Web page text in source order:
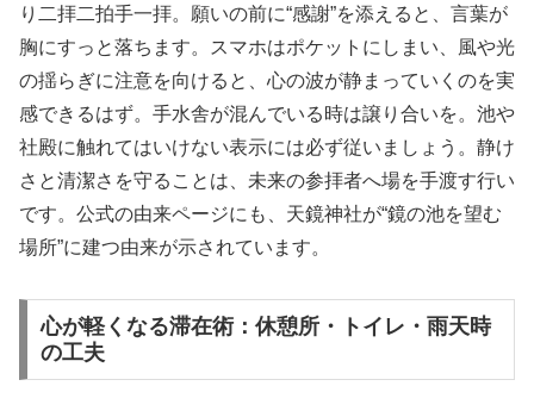
り二拝二拍手一拝。願いの前に“感謝”を添えると、言葉が
胸にすっと落ちます。スマホはポケットにしまい、風や光
の揺らぎに注意を向けると、心の波が静まっていくのを実
感できるはず。手水舎が混んでいる時は譲り合いを。池や
社殿に触れてはいけない表示には必ず従いましょう。静け
さと清潔さを守ることは、未来の参拝者へ場を手渡す行い
です。公式の由来ページにも、天鏡神社が“鏡の池を望む
場所”に建つ由来が示されています。
心が軽くなる滞在術：休憩所・トイレ・雨天時
の工夫